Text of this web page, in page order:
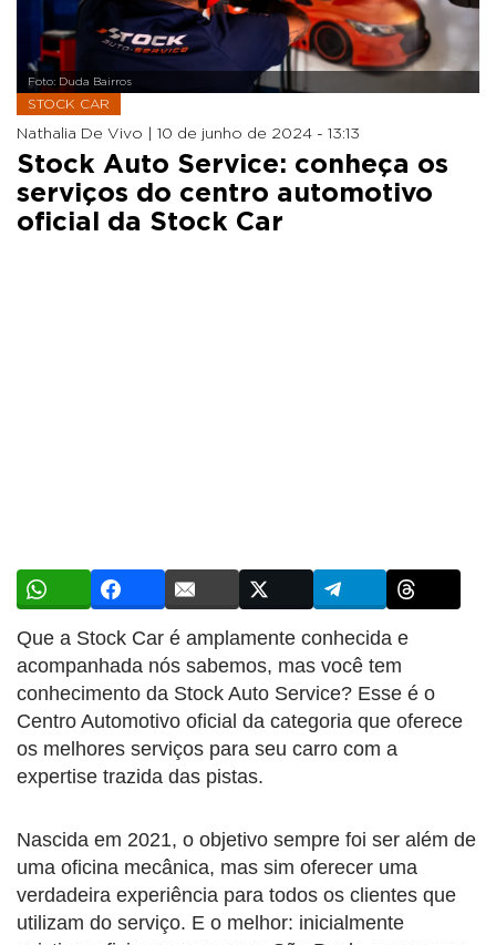
Foto: Duda Bairros
STOCK CAR
Nathalia De Vivo | 10 de junho de 2024 - 13:13
Stock Auto Service: conheça os
serviços do centro automotivo
oficial da Stock Car
Que a Stock Car é amplamente conhecida e
acompanhada nós sabemos, mas você tem
conhecimento da Stock Auto Service? Esse é o
Centro Automotivo oficial da categoria que oferece
os melhores serviços para seu carro com a
expertise trazida das pistas.
Nascida em 2021, o objetivo sempre foi ser além de
uma oficina mecânica, mas sim oferecer uma
verdadeira experiência para todos os clientes que
utilizam do serviço. E o melhor: inicialmente